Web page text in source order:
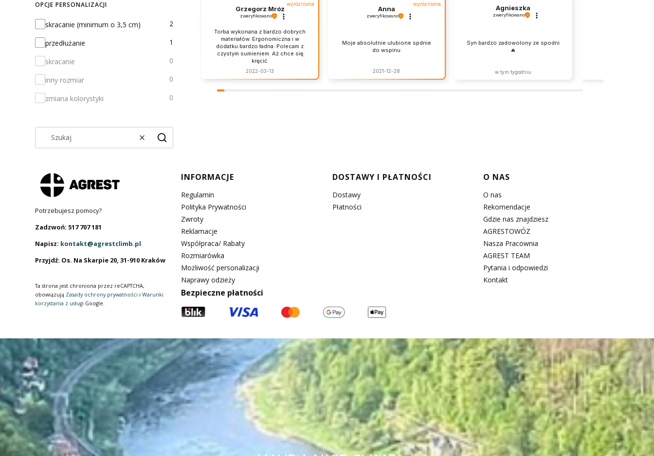
OPCJE PERSONALIZACJI
OPCJE PERSONALIZACJI
skracanie (minimum o 3,5 cm) 2
przedłużanie 1
skracanie 0
inny rozmiar 0
zmiana kolorystyki 0
WyczyśćSzukaj
wyróżniona
Grzegorz Mróz
zweryfikowano
Torba wykonana z bardzo dobrych
materiałów. Ergonomiczna i w
dodatku bardzo ładna. Polecam z
czystym sumieniem. Aż chce się
kręcić.
2022-03-13
wyróżniona
Anna
zweryfikowano
Moje absolutnie ulubione spdnie
do wspinu
2021-12-28
Agnieszka
zweryfikowano
Syn bardzo zadowolony ze spodni
🔥
w tym tygodniu
Potrzebujesz pomocy?
Zadzwoń: 517 707 181
Napisz: kontakt@agrestclimb.pl
Przyjdź: Os. Na Skarpie 20, 31-910 Kraków
Ta strona jest chroniona przez reCAPTCHA,
obowiązują Zasady ochrony prywatności i Warunki
korzystania z usługi Google.
Linki w stopce
INFORMACJE
Regulamin
Polityka Prywatności
Zwroty
Reklamacje
Współpraca/ Rabaty
Rozmiarówka
Możliwość personalizacji
Naprawy odzieży
DOSTAWY I PŁATNOŚCI
Dostawy
Płatności
O NAS
O nas
Rekomendacje
Gdzie nas znajdziesz
AGRESTOWÓZ
Nasza Pracownia
AGREST TEAM
Pytania i odpowiedzi
Kontakt
Bezpieczne płatności